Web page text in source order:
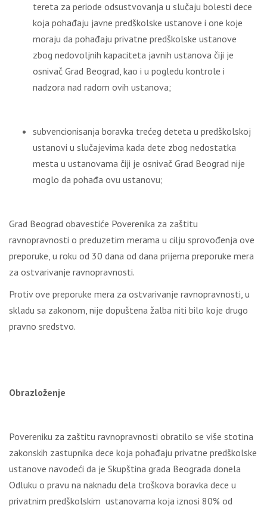
tereta za periode odsustvovanja u slučaju bolesti dece
koja pohađaju javne predškolske ustanove i one koje
moraju da pohađaju privatne predškolske ustanove
zbog nedovoljnih kapaciteta javnih ustanova čiji je
osnivač Grad Beograd, kao i u pogledu kontrole i
nadzora nad radom ovih ustanova;
subvencionisanja boravka trećeg deteta u predškolskoj
ustanovi u slučajevima kada dete zbog nedostatka
mesta u ustanovama čiji je osnivač Grad Beograd nije
moglo da pohađa ovu ustanovu;
Grad Beograd obavestiće Poverenika za zaštitu
ravnopravnosti o preduzetim merama u cilju sprovođenja ove
preporuke, u roku od 30 dana od dana prijema preporuke mera
za ostvarivanje ravnopravnosti.
Protiv ove preporuke mera za ostvarivanje ravnopravnosti, u
skladu sa zakonom, nije dopuštena žalba niti bilo koje drugo
pravno sredstvo.
Obrazloženje
Povereniku za zaštitu ravnopravnosti obratilo se više stotina
zakonskih zastupnika dece koja pohađaju privatne predškolske
ustanove navodeći da je Skupština grada Beograda donela
Odluku o pravu na naknadu dela troškova boravka dece u
privatnim predškolskim ustanovama koja iznosi 80% od